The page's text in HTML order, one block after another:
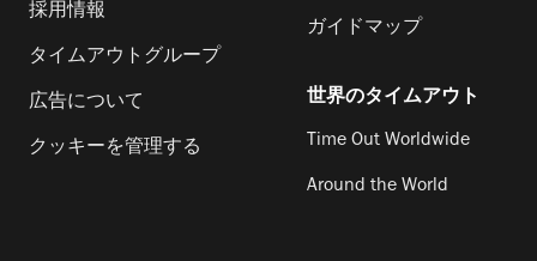
採用情報
タイムアウトグループ
広告について
クッキーを管理する
ガイドマップ
世界のタイムアウト
Time Out Worldwide
Around the World